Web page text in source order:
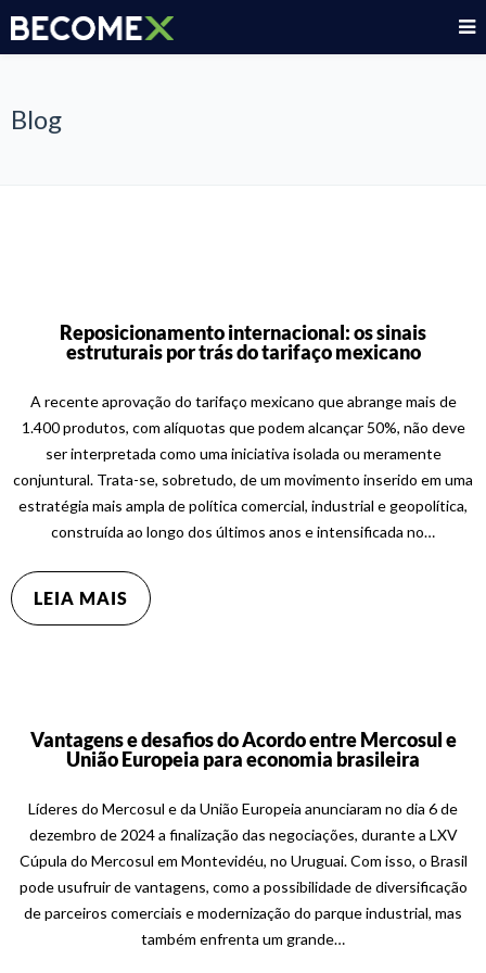
Blog
Reposicionamento internacional: os sinais
estruturais por trás do tarifaço mexicano
A recente aprovação do tarifaço mexicano que abrange mais de
1.400 produtos, com alíquotas que podem alcançar 50%, não deve
ser interpretada como uma iniciativa isolada ou meramente
conjuntural. Trata-se, sobretudo, de um movimento inserido em uma
estratégia mais ampla de política comercial, industrial e geopolítica,
construída ao longo dos últimos anos e intensificada no…
LEIA MAIS
Vantagens e desafios do Acordo entre Mercosul e
União Europeia para economia brasileira
Líderes do Mercosul e da União Europeia anunciaram no dia 6 de
dezembro de 2024 a finalização das negociações, durante a LXV
Cúpula do Mercosul em Montevidéu, no Uruguai. Com isso, o Brasil
pode usufruir de vantagens, como a possibilidade de diversificação
de parceiros comerciais e modernização do parque industrial, mas
também enfrenta um grande…